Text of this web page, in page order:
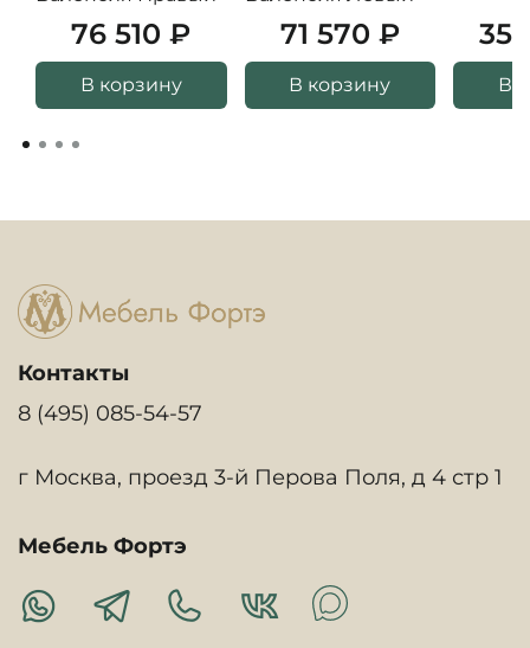
76 510 ₽
В корзину
71 570 ₽
В корзину В
Контакты
8 (495) 085-54-57
г Москва, проезд 3-й Перова Поля, д 4 стр 1
Мебель Фортэ